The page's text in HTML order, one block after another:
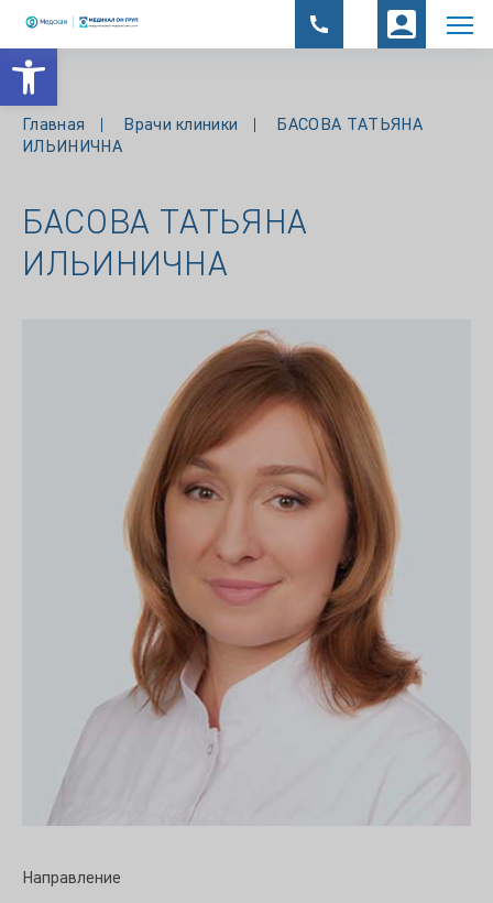
Открыть панель инструментов
Главная Врачи клиники
БАСОВА ТАТЬЯНА
ИЛЬИНИЧНА
БАСОВА ТАТЬЯНА
ИЛЬИНИЧНА
Направление